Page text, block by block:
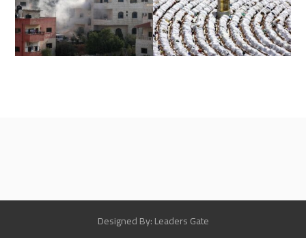
Designed By: Leaders Gate